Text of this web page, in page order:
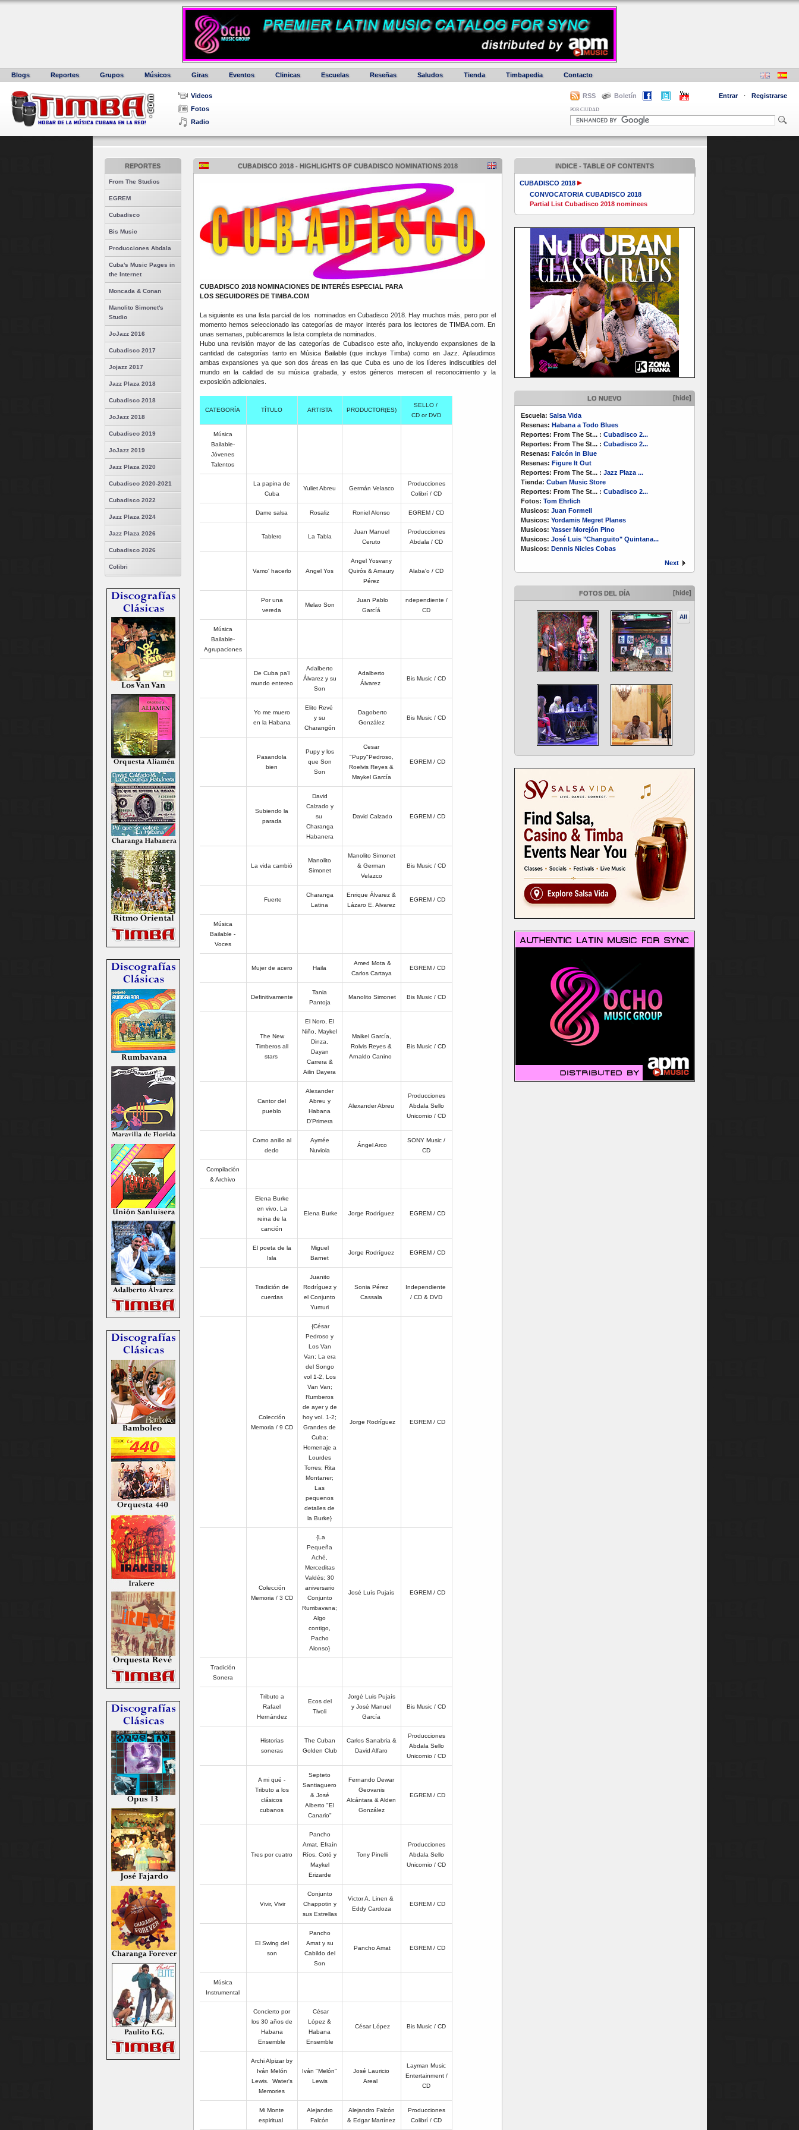
Blogs Reportes Grupos Músicos Giras Eventos Clinicas Escuelas Reseñas Saludos Tienda Timbapedia Contacto
Videos
Fotos
Radio
RSS Boletín Entrar · Registrarse
POR CIUDAD
REPORTES
From The Studios
EGREM
Cubadisco
Bis Music
Producciones Abdala
Cuba's Music Pages in
the Internet
Moncada & Conan
Manolito Simonet's
Studio
JoJazz 2016
Cubadisco 2017
Jojazz 2017
Jazz Plaza 2018
Cubadisco 2018
JoJazz 2018
Cubadisco 2019
JoJazz 2019
Jazz Plaza 2020
Cubadisco 2020-2021
Cubadisco 2022
Jazz Plaza 2024
Jazz Plaza 2026
Cubadisco 2026
Colibri
INDICE - TABLE OF CONTENTS
CUBADISCO 2018
CONVOCATORIA CUBADISCO 2018
Partial List Cubadisco 2018 nominees
LO NUEVO [hide]
Escuela: Salsa Vida
Resenas: Habana a Todo Blues
Reportes: From The St... : Cubadisco 2...
Reportes: From The St... : Cubadisco 2...
Resenas: Falcón in Blue
Resenas: Figure It Out
Reportes: From The St... : Jazz Plaza ...
Tienda: Cuban Music Store
Reportes: From The St... : Cubadisco 2...
Fotos: Tom Ehrlich
Musicos: Juan Formell
Musicos: Yordamis Megret Planes
Musicos: Yasser Morejón Pino
Musicos: José Luis "Changuito" Quintana...
Musicos: Dennis Nicles Cobas
Next
FOTOS DEL DÍA [hide]
All
CUBADISCO 2018 - HIGHLIGHTS OF CUBADISCO NOMINATIONS 2018
CUBADISCO 2018 NOMINACIONES DE INTERÉS ESPECIAL PARA
LOS SEGUIDORES DE TIMBA.COM
La siguiente es una lista parcial de los nominados en Cubadisco 2018. Hay muchos más, pero por el
momento hemos seleccionado las categorías de mayor interés para los lectores de TIMBA.com. En
unas semanas, publicaremos la lista completa de nominados.
Hubo una revisión mayor de las categorías de Cubadisco este año, incluyendo expansiones de la
cantidad de categorías tanto en Música Bailable (que incluye Timba) como en Jazz. Aplaudimos
ambas expansiones ya que son dos áreas en las que Cuba es uno de los líderes indiscutibles del
mundo en la calidad de su música grabada, y estos géneros merecen el reconocimiento y la
exposición adicionales.
CATEGORÍA TÍTULO ARTISTA PRODUCTOR(ES)
SELLO /
CD or DVD
Música
Bailable-
Jóvenes
Talentos
La papina de
Cuba
Yuliet Abreu Germán Velasco
Producciones
Colibrí / CD
Dame salsa Rosaliz Roniel Alonso EGREM / CD
Tablero La Tabla
Juan Manuel
Ceruto
Producciones
Abdala / CD
Vamo' hacerlo Angel Yos
Angel Yosvany
Quirós & Amaury
Pérez
Alaba'o / CD
Por una
vereda
Melao Son
Juan Pablo
Garcíá
ndependiente /
CD
Música
Bailable-
Agrupaciones
De Cuba pa'l
mundo entereo
Adalberto
Álvarez y su
Son
Adalberto
Álvarez
Bis Music / CD
Yo me muero
en la Habana
Elito Revé
y su
Charangón
Dagoberto
González
Bis Music / CD
Pasandola
bien
Pupy y los
que Son
Son
Cesar
"Pupy"Pedroso,
Roelvis Reyes &
Maykel García
EGREM / CD
Subiendo la
parada
David
Calzado y
su
Charanga
Habanera
David Calzado EGREM / CD
La vida cambió
Manolito
Simonet
Manolito Simonet
& German
Velazco
Bis Music / CD
Fuerte
Charanga
Latina
Enrique Álvarez &
Lázaro E. Alvarez
EGREM / CD
Música
Bailable -
Voces
Mujer de acero Haila
Amed Mota &
Carlos Cartaya
EGREM / CD
Definitivamente
Tania
Pantoja
Manolito Simonet Bis Music / CD
The New
Timberos all
stars
El Noro, El
Niño, Maykel
Dinza,
Dayan
Carrera &
Ailin Dayera
Maikel García,
Rolvis Reyes &
Arnaldo Canino
Bis Music / CD
Cantor del
pueblo
Alexander
Abreu y
Habana
D'Primera
Alexander Abreu
Producciones
Abdala Sello
Unicornio / CD
Como anillo al
dedo
Aymée
Nuviola
Ángel Arco
SONY Music /
CD
Compilación
& Archivo
Elena Burke
en vivo, La
reina de la
canción
Elena Burke Jorge Rodríguez EGREM / CD
El poeta de la
Isla
Miguel
Barnet
Jorge Rodríguez EGREM / CD
Tradición de
cuerdas
Juanito
Rodríguez y
el Conjunto
Yumuri
Sonia Pérez
Cassala
Independiente
/ CD & DVD
Colección
Memoria / 9 CD
{César
Pedroso y
Los Van
Van; La era
del Songo
vol 1-2, Los
Van Van;
Rumberos
de ayer y de
hoy vol. 1-2;
Grandes de
Cuba;
Homenaje a
Lourdes
Torres; Rita
Montaner;
Las
pequenos
detalles de
la Burke}
Jorge Rodríguez EGREM / CD
Colección
Memoria / 3 CD
{La
Pequeña
Aché,
Merceditas
Valdés; 30
aniversario
Conjunto
Rumbavana;
Algo
contigo,
Pacho
Alonso}
José Luís Pujaís EGREM / CD
Tradición
Sonera
Tributo a
Rafael
Hernández
Ecos del
Tivoli
Jorgé Luis Pujaís
y José Manuel
García
Bis Music / CD
Historias
soneras
The Cuban
Golden Club
Carlos Sanabria &
David Alfaro
Producciones
Abdala Sello
Unicornio / CD
A mi qué -
Tributo a los
clásicos
cubanos
Septeto
Santiaguero
& José
Alberto "El
Canario"
Fernando Dewar
Geovanis
Alcántara & Alden
González
EGREM / CD
Tres por cuatro
Pancho
Amat, Efraín
Ríos, Cotó y
Maykel
Erizarde
Tony Pinelli
Producciones
Abdala Sello
Unicornio / CD
Vivir, Vivir
Conjunto
Chappotin y
sus Estrellas
Victor A. Linen &
Eddy Cardoza
EGREM / CD
El Swing del
son
Pancho
Amat y su
Cabildo del
Son
Pancho Amat EGREM / CD
Música
Instrumental
Concierto por
los 30 años de
Habana
Ensemble
César
López &
Habana
Ensemble
César López Bis Music / CD
Archi Alpizar by
Iván Melón
Lewis. Water's
Memories
Iván "Melón"
Lewis
José Lauricio
Areal
Layman Music
Entertainment /
CD
Mi Monte
espiritual
Alejandro
Falcón
Alejandro Falcón
& Edgar Martínez
Producciones
Colibrí / CD